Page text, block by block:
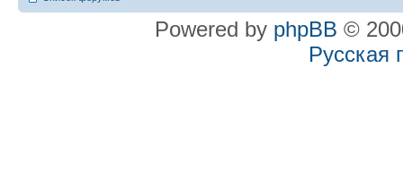
Powered by phpBB ©
Русская